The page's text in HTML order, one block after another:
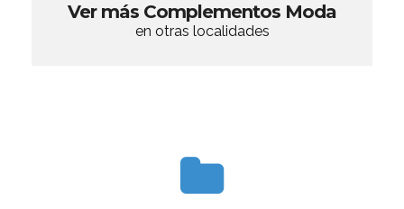
Ver más Complementos Moda
en otras localidades